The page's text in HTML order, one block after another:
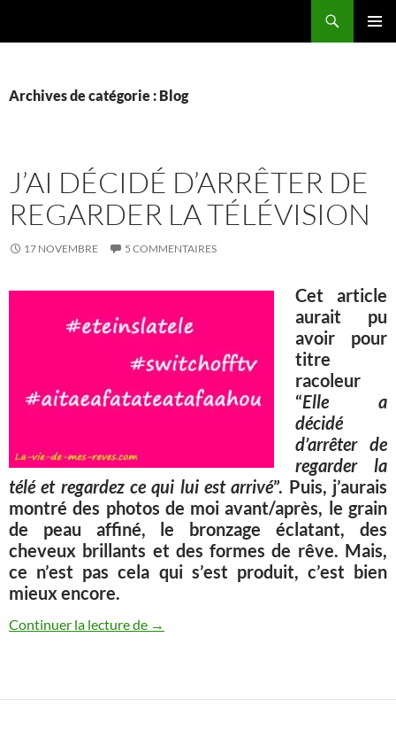
Archives de catégorie : Blog
J’AI DÉCIDÉ D’ARRÊTER DE
REGARDER LA TÉLÉVISION
17 NOVEMBRE 5 COMMENTAIRES
Cet article
aurait pu
avoir pour
titre
racoleur
“Elle a
décidé
d’arrêter de
regarder la
télé et regardez ce qui lui est arrivé”. Puis, j’aurais
montré des photos de moi avant/après, le grain
de peau affiné, le bronzage éclatant, des
cheveux brillants et des formes de rêve. Mais,
ce n’est pas cela qui s’est produit, c’est bien
mieux encore.
Continuer la lecture de J’ai décidé d’arrêter de regarder la
→